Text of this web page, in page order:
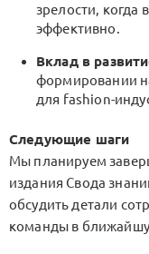
зрелости, когда
эффективно.
Вклад в
формировании
для fashion-
Следующие шаги
Мы планируем
издания Свода
обсудить детали
команды в